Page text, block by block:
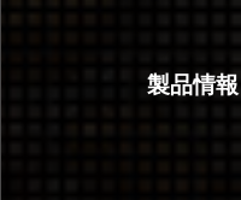
製品情報